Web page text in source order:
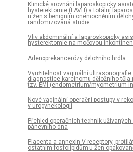
Klinické srovnání laparoskopicky
hysterektomie (LAVH) a totální
u žen s benigním onemocněním
randomizovaná studie
Vliv abdominální a laparoskopicky
hysterektomie na močovou
Adenoprekancerózy děložního hrdla
Využitelnost vaginální ultrasonografie
diagnostice karcinomu děložního
tzv. EMI (endometrium/myometrium
Nové vaginální operační postupy v
v urogynekologii
Přehled operačních technik
pánevního dna
Placenta a annexin V receptory,
ostatním fosfolipidům u žen